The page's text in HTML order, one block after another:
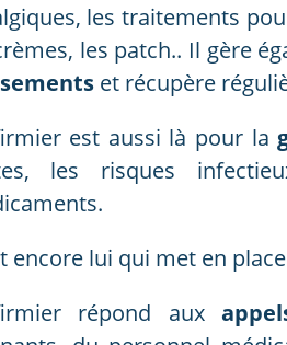
les traitements
les patch.. Il gère
et récupère
est aussi là pour la
les risques
encore lui qui met en place
répond aux